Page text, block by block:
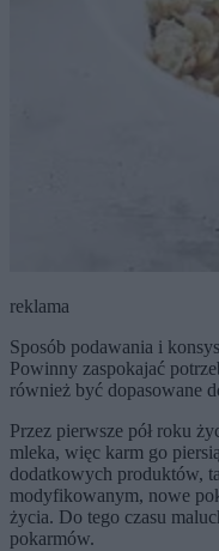
reklama
Sposób podawania i
Powinny zaspokajać
również być dopasowane
Przez pierwsze pół roku
mleka, więc karm go
dodatkowych produktów,
modyfikowanym, nowe
życia. Do tego czasu
pokarmów.